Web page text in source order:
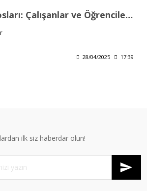
Yemek Termosları: Çalışanlar ve Öğrenciler İçin İdeal Çözüm
28/04/2025 17:39
ilk siz haberdar olun!